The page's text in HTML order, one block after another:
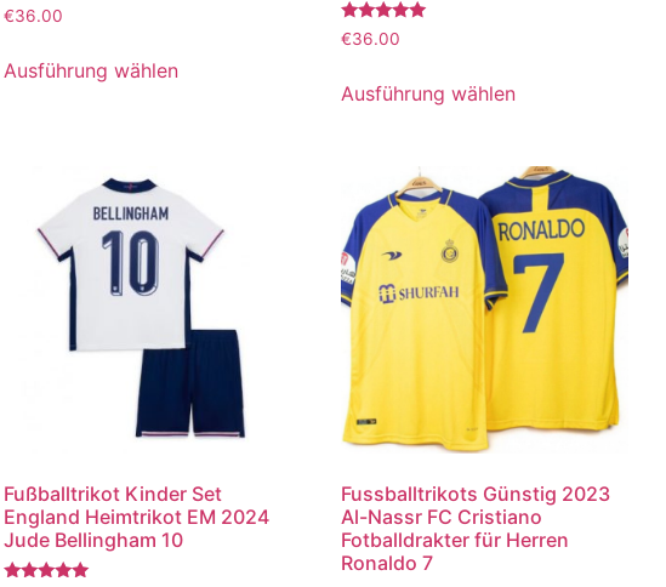
Bewertet
mit
von 5
€36.00
Ausführung wählen
Bewertet
mit
von 5
€36.00
Ausführung wählen
Fußballtrikot Kinder Set
England Heimtrikot EM 2024
Jude Bellingham 10
Fussballtrikots Günstig 2023
Al-Nassr FC Cristiano
Fotballdrakter für Herren
Ronaldo 7